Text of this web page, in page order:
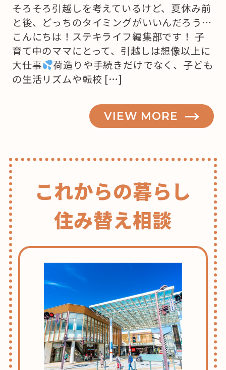
そろそろ引越しを考えているけど、夏休み前
と後、どっちのタイミングがいいんだろう…
こんにちは！ステキライフ編集部です！ 子
育て中のママにとって、引越しは想像以上に
大仕事
荷造りや手続きだけでなく、子ども
の生活リズムや転校 […]
VIEW MORE
これからの暮らし
住み替え相談